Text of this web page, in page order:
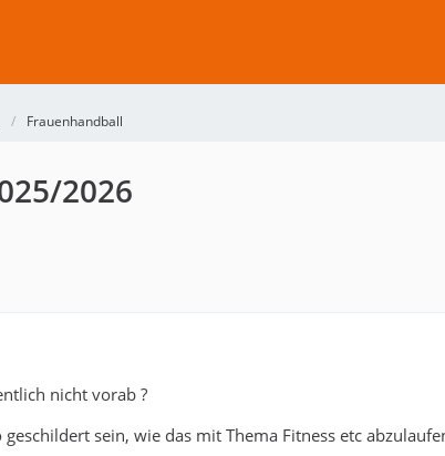
Frauenhandball
2026
nicht vorab ?
sein, wie das mit Thema Fitness etc